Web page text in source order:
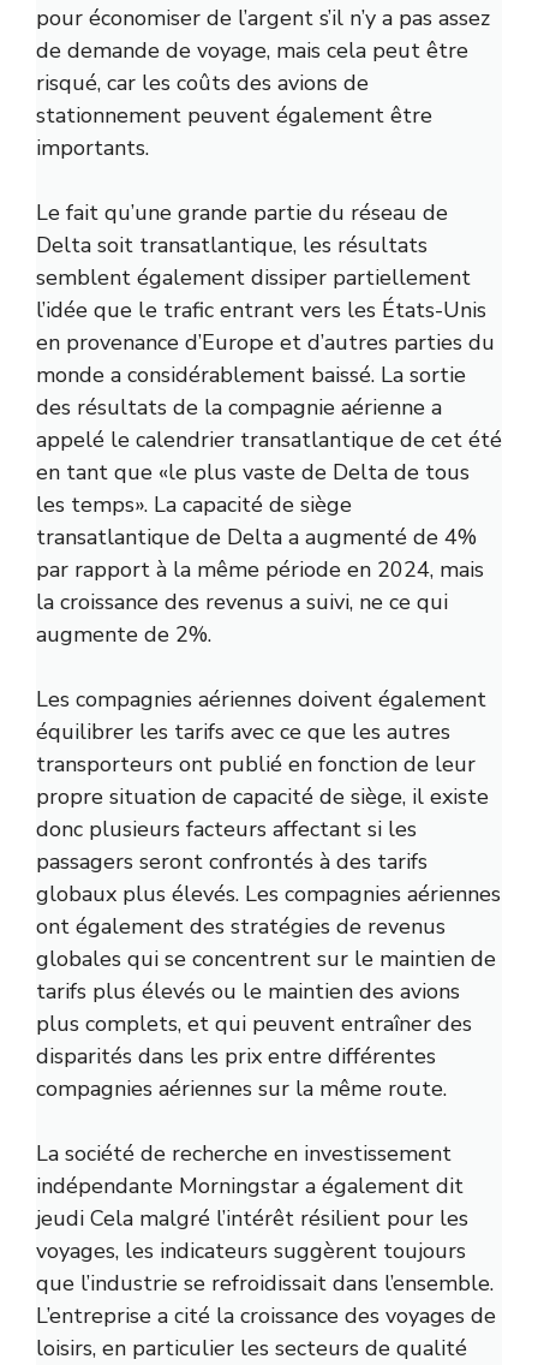
pour économiser de l’argent s’il n’y a pas assez
de demande de voyage, mais cela peut être
risqué, car les coûts des avions de
stationnement peuvent également être
importants.
Le fait qu’une grande partie du réseau de
Delta soit transatlantique, les résultats
semblent également dissiper partiellement
l’idée que le trafic entrant vers les États-Unis
en provenance d’Europe et d’autres parties du
monde a considérablement baissé. La sortie
des résultats de la compagnie aérienne a
appelé le calendrier transatlantique de cet été
en tant que «le plus vaste de Delta de tous
les temps». La capacité de siège
transatlantique de Delta a augmenté de 4%
par rapport à la même période en 2024, mais
la croissance des revenus a suivi, ne ce qui
augmente de 2%.
Les compagnies aériennes doivent également
équilibrer les tarifs avec ce que les autres
transporteurs ont publié en fonction de leur
propre situation de capacité de siège, il existe
donc plusieurs facteurs affectant si les
passagers seront confrontés à des tarifs
globaux plus élevés. Les compagnies aériennes
ont également des stratégies de revenus
globales qui se concentrent sur le maintien de
tarifs plus élevés ou le maintien des avions
plus complets, et qui peuvent entraîner des
disparités dans les prix entre différentes
compagnies aériennes sur la même route.
La société de recherche en investissement
indépendante Morningstar a également dit
jeudi Cela malgré l’intérêt résilient pour les
voyages, les indicateurs suggèrent toujours
que l’industrie se refroidissait dans l’ensemble.
L’entreprise a cité la croissance des voyages de
loisirs, en particulier les secteurs de qualité